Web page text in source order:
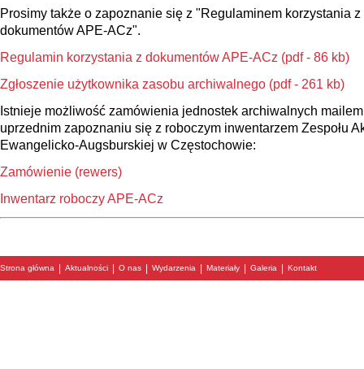
Prosimy także o zapoznanie się z "Regulaminem korzystania z
dokumentów APE-ACz".
Regulamin korzystania z dokumentów APE-ACz (pdf - 86 kb)
Zgłoszenie użytkownika zasobu archiwalnego (pdf - 261 kb)
Istnieje możliwość zamówienia jednostek archiwalnych
uprzednim zapoznaniu się z roboczym inwentarzem Zespołu
Ewangelicko-Augsburskiej w Częstochowie:
Zamówienie (rewers)
Inwentarz roboczy APE-ACz
Strona główna Aktualności O nas Wydarzenia Materiały Galeria Kontakt